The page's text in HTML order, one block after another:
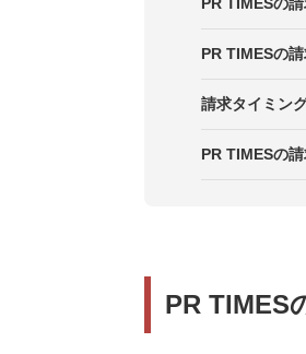
PR TIMESの
1．部署
請求タイミン
PR TIMESの
PR TIMES